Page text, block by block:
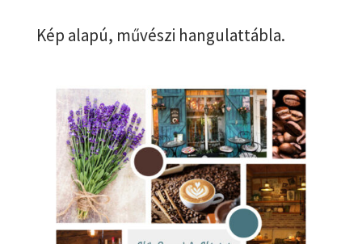
Kép alapú, művészi hangulattábla.